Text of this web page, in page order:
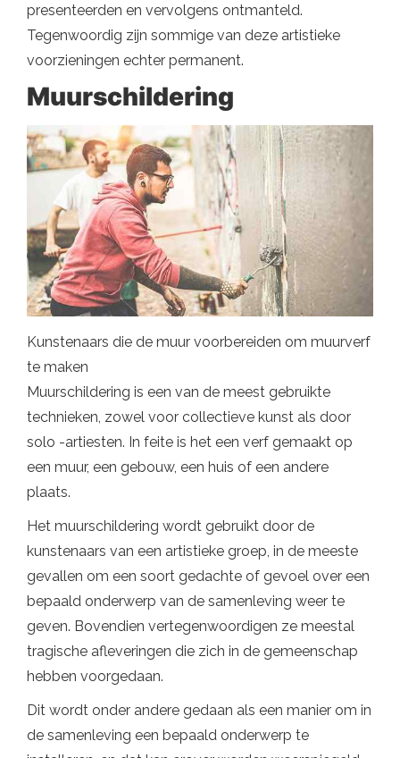
presenteerden en vervolgens ontmanteld.
Tegenwoordig zijn sommige van deze artistieke
voorzieningen echter permanent.
Muurschildering
Kunstenaars die de muur voorbereiden om muurverf
te maken
Muurschildering is een van de meest gebruikte
technieken, zowel voor collectieve kunst als door
solo -artiesten. In feite is het een verf gemaakt op
een muur, een gebouw, een huis of een andere
plaats.
Het muurschildering wordt gebruikt door de
kunstenaars van een artistieke groep, in de meeste
gevallen om een ​​soort gedachte of gevoel over een
bepaald onderwerp van de samenleving weer te
geven. Bovendien vertegenwoordigen ze meestal
tragische afleveringen die zich in de gemeenschap
hebben voorgedaan.
Dit wordt onder andere gedaan als een manier om in
de samenleving een bepaald onderwerp te